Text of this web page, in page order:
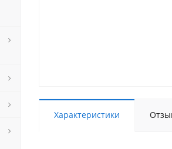
Характеристики